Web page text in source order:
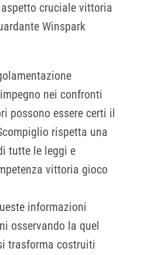
cruciale vittoria
Winspark
nei confronti
possono essere certi il
rispetta una
tutte le leggi e
vittoria gioco
informazioni
osservando la quel
trasforma costruiti